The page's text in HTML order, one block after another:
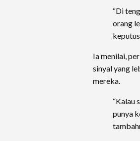
“Di
orang
Ia menilai,
sinyal yang
mereka.
“Kalau
punya